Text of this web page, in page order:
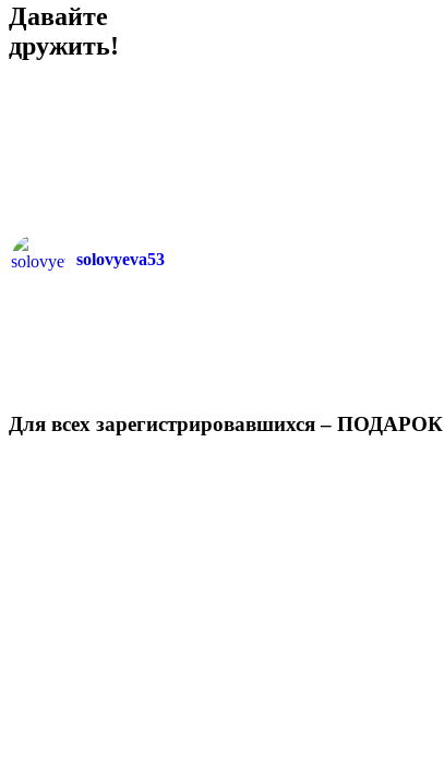
Давайте
дружить!
solovyeva53
Для всех зарегистрировавшихся – ПОДАРОК